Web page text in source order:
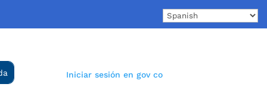
Iniciar sesión en gov co